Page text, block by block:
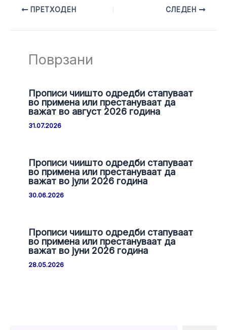
ПРЕТХОДЕН СЛЕДЕН
Поврзани
Прописи чиишто одредби стапуваат
во примена или престануваат да
важат во август 2026 година
31.07.2026
Прописи чиишто одредби стапуваат
во примена или престануваат да
важат во јули 2026 година
30.06.2026
Прописи чиишто одредби стапуваат
во примена или престануваат да
важат во јуни 2026 година
28.05.2026